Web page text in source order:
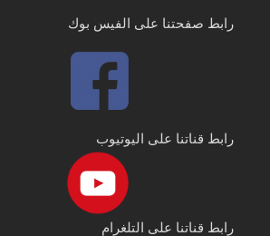
رابط صفحتنا على الفيس بوك
رابط قناتنا على اليوتيوب
رابط قناتنا على التلغرام